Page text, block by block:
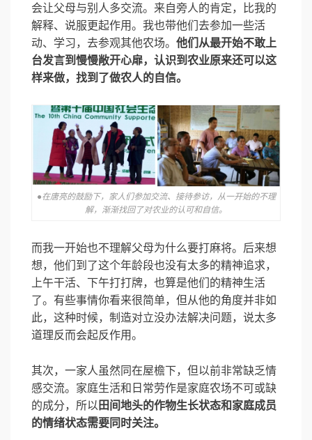
会让父母与别人多交流。来自旁人的肯定，比我的
解释、说服更起作用。我也带他们去参加一些活
动、学习，去参观其他农场。 他们从最开始不敢上
台发言到慢慢敞开心扉，认识到农业原来还可以这
样来做，找到了做农人的自信。
●在唐亮的鼓励下，家人们参加交流、接待参访，从一开始的不理
解，渐渐找回了对农业的认可和自信。
而我一开始也不理解父母为什么要打麻将。 后来想
想，他们到了这个年龄段也没有太多的精神追求，
上午干活、下午打打牌，也算是他们的精神生活
了。有些事情你看来很简单，但从他的角度并非如
此，这种时候，制造对立没办法解决问题，说太多
道理反而会起反作用。
其次，一家人虽然同在屋檐下，但以前非常缺乏情
感交流。家庭生活和日常劳作是家庭农场不可或缺
的成分，所以 田间地头的作物生长状态和家庭成员
的情绪状态需要同时关注。